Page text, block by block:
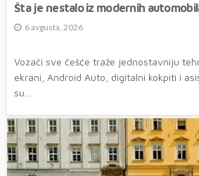
Šta je nestalo iz modernih
6 avgusta, 2026
Vozači sve češće traže jednostavniju
ekrani, Android Auto, digitalni kokpiti i
su...